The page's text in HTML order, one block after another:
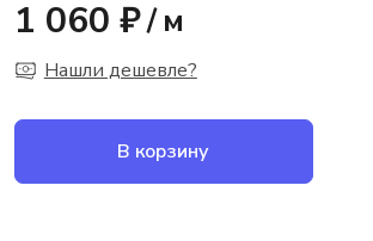
1 060 ₽/ м
Нашли дешевле?
В корзину